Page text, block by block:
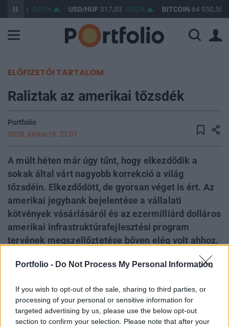
Portfolio - Do Not Process My Personal Information
If you wish to opt-out of the sale, sharing to third parties, or
processing of your personal or sensitive information for
targeted advertising by us, please use the below opt-out
section to confirm your selection. Please note that after your
365,46 0,01% USD/HUF 317,03 0,02% BITCOIN 64 930,56
ELŐFIZETŐI TARTALOM
Raliztak az amerikai tőzsdék
Portfolio
2020. június 16. 22:01
A múlt héten már úgy tűnt, hogy elkezdődik a
sokak által várt nagyobb korrekció a világ
tőzsdéin. Elkezdődött, de gyorsan véget is ért. Az
amerikai jegybank bejelentése a vállalati
kötvények vásárlásáról és az ezermilliárd dolláros
amerikai infrastruktúrafejlesztési program
tervének megszellőztetése bőven elég volt ahhoz,
részben a shortpozíciók zárása miatt. Bár a Fed
az átmeneti megingás után folytatódik a
tengerentúli tőzsdék emelkedése. A vezető
európai és amerikai részvényindexek 2-4